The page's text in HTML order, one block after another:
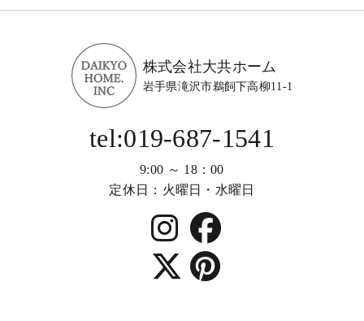
株式会社大共ホーム
岩手県滝沢市鵜飼下高柳11-1
tel:019-687-1541
9:00 ～ 18：00
定休日：火曜日・水曜日